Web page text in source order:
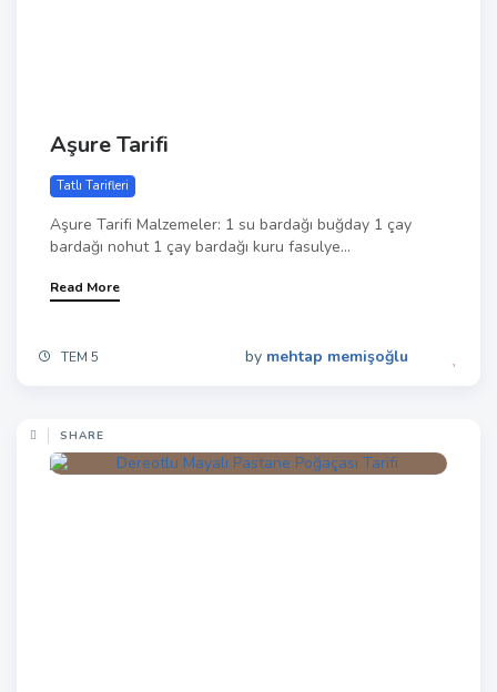
Aşure Tarifi
Tatlı Tarifleri
Aşure Tarifi Malzemeler: 1 su bardağı buğday 1 çay
bardağı nohut 1 çay bardağı kuru fasulye...
Read More
TEM 5 by mehtap memişoğlu
SHARE